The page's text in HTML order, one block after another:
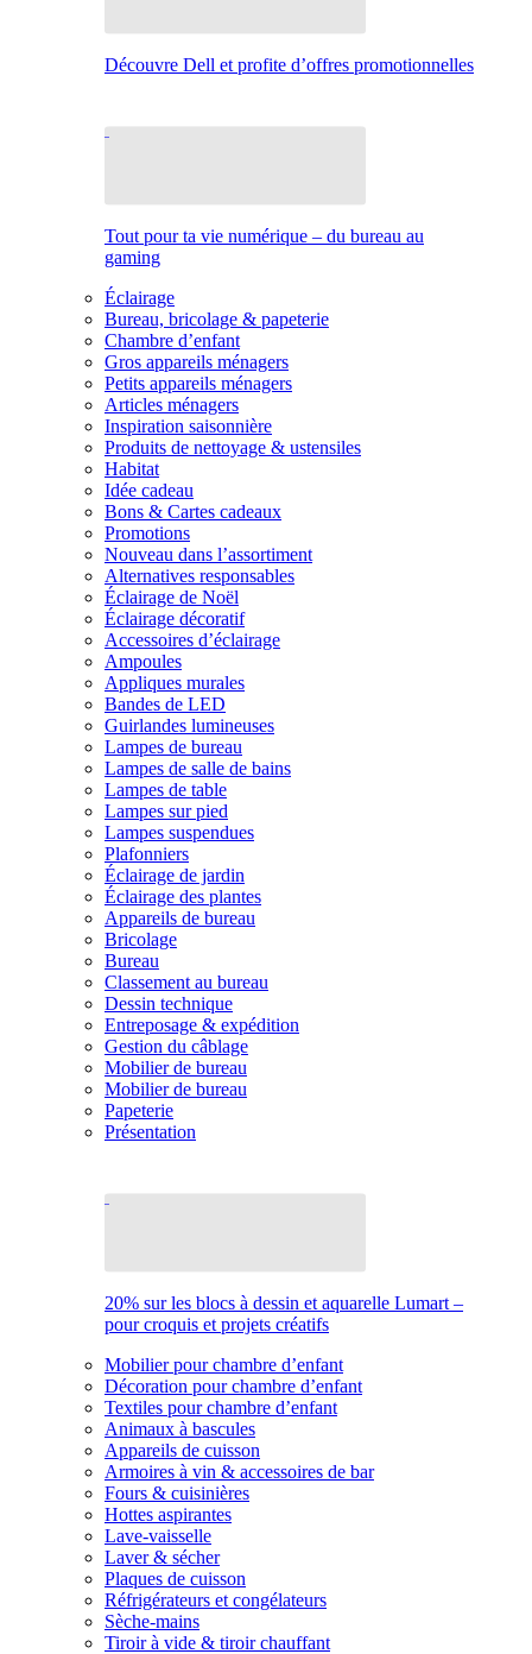
Découvre Dell et profite d’offres promotionnelles
Tout pour ta vie numérique – du bureau au
gaming
Éclairage
Bureau, bricolage & papeterie
Chambre d’enfant
Gros appareils ménagers
Petits appareils ménagers
Articles ménagers
Inspiration saisonnière
Produits de nettoyage & ustensiles
Habitat
Idée cadeau
Bons & Cartes cadeaux
Promotions
Nouveau dans l’assortiment
Alternatives responsables
Éclairage de Noël
Éclairage décoratif
Accessoires d’éclairage
Ampoules
Appliques murales
Bandes de LED
Guirlandes lumineuses
Lampes de bureau
Lampes de salle de bains
Lampes de table
Lampes sur pied
Lampes suspendues
Plafonniers
Éclairage de jardin
Éclairage des plantes
Appareils de bureau
Bricolage
Bureau
Classement au bureau
Dessin technique
Entreposage & expédition
Gestion du câblage
Mobilier de bureau
Mobilier de bureau
Papeterie
Présentation
20% sur les blocs à dessin et aquarelle Lumart –
pour croquis et projets créatifs
Mobilier pour chambre d’enfant
Décoration pour chambre d’enfant
Textiles pour chambre d’enfant
Animaux à bascules
Appareils de cuisson
Armoires à vin & accessoires de bar
Fours & cuisinières
Hottes aspirantes
Lave-vaisselle
Laver & sécher
Plaques de cuisson
Réfrigérateurs et congélateurs
Sèche-mains
Tiroir à vide & tiroir chauffant